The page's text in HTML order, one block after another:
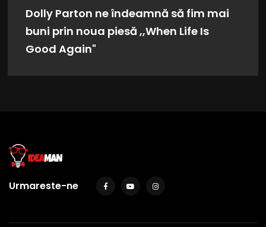
Dolly Parton ne îndeamnă să fim mai
buni prin noua piesă ,,When Life Is
Good Again"
Urmareste-ne